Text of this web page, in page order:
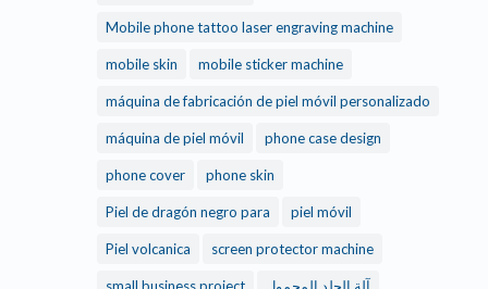
Mobile phone tattoo laser engraving machine
mobile skin mobile sticker machine
máquina de fabricación de piel móvil personalizado
máquina de piel móvil phone case design
phone cover phone skin
Piel de dragón negro para piel móvil
Piel volcanica screen protector machine
small business project آلة الجلد المحمول